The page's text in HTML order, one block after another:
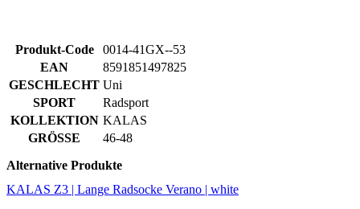
Produkt-Code
0014-41GX--53
EAN
8591851497825
GESCHLECHT Uni
SPORT
Radsport
KOLLEKTION KALAS
GRÖSSE
46-48
Alternative Produkte
KALAS Z3 | Lange Radsocke Verano | white